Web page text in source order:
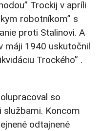
Trockij v apríli
robotníkom” s
proti Stalinovi. A
máji 1940 uskutočnil
Trockého” .
so
službami. Koncom
odtajnené